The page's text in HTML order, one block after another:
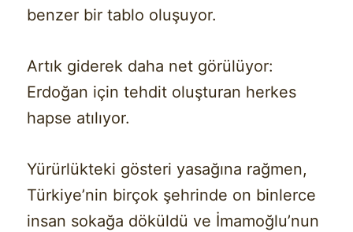
benzer bir tablo oluşuyor.
Artık giderek daha net görülüyor:
Erdoğan için tehdit oluşturan herkes
hapse atılıyor.
Yürürlükteki gösteri yasağına rağmen,
Türkiye’nin birçok şehrinde on binlerce
insan sokağa döküldü ve İmamoğlu’nun